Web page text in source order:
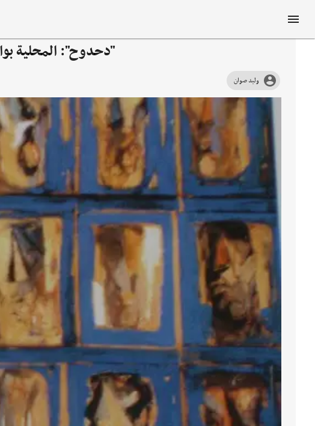
"دحدوح": المحلية
وليد صوان